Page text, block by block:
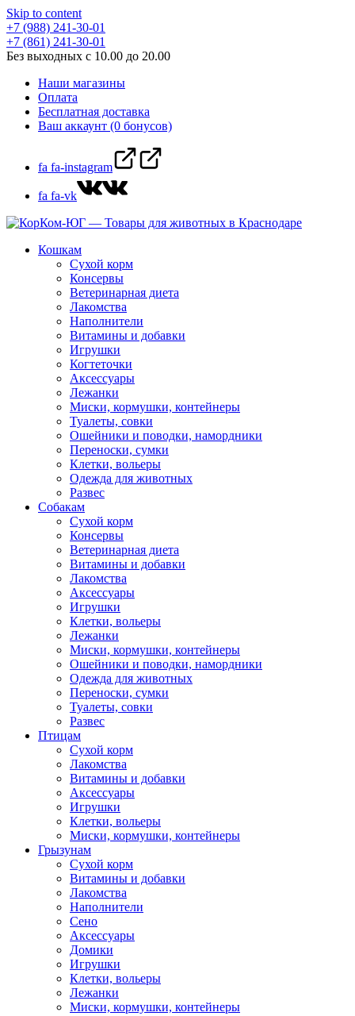
Skip to content
+7 (988) 241-30-01
+7 (861) 241-30-01
Без выходных с 10.00 до 20.00
Наши магазины
Оплата
Бесплатная доставка
Ваш аккаунт (0 бонусов)
fa fa-instagram
fa fa-vk
Кошкам
Сухой корм
Консервы
Ветеринарная диета
Лакомства
Наполнители
Витамины и добавки
Игрушки
Когтеточки
Аксессуары
Лежанки
Миски, кормушки, контейнеры
Туалеты, совки
Ошейники и поводки, намордники
Переноски, сумки
Клетки, вольеры
Одежда для животных
Развес
Собакам
Сухой корм
Консервы
Ветеринарная диета
Витамины и добавки
Лакомства
Аксессуары
Игрушки
Клетки, вольеры
Лежанки
Миски, кормушки, контейнеры
Ошейники и поводки, намордники
Одежда для животных
Переноски, сумки
Туалеты, совки
Развес
Птицам
Сухой корм
Лакомства
Витамины и добавки
Аксессуары
Игрушки
Клетки, вольеры
Миски, кормушки, контейнеры
Грызунам
Сухой корм
Витамины и добавки
Лакомства
Наполнители
Сено
Аксессуары
Домики
Игрушки
Клетки, вольеры
Лежанки
Миски, кормушки, контейнеры